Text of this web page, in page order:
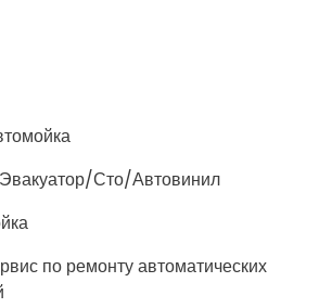
Сто/Автовинил
по ремонту автоматических